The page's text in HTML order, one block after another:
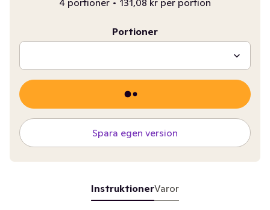
4 portioner • 131,08 kr per portion
Portioner
Spara egen version
InstruktionerVaror